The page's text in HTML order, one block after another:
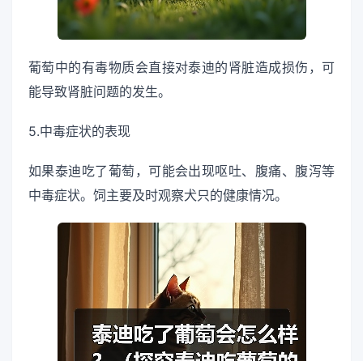
葡萄中的有毒物质会直接对泰迪的肾脏造成损伤，可
能导致肾脏问题的发生。
5.中毒症状的表现
如果泰迪吃了葡萄，可能会出现呕吐、腹痛、腹泻等
中毒症状。饲主要及时观察犬只的健康情况。